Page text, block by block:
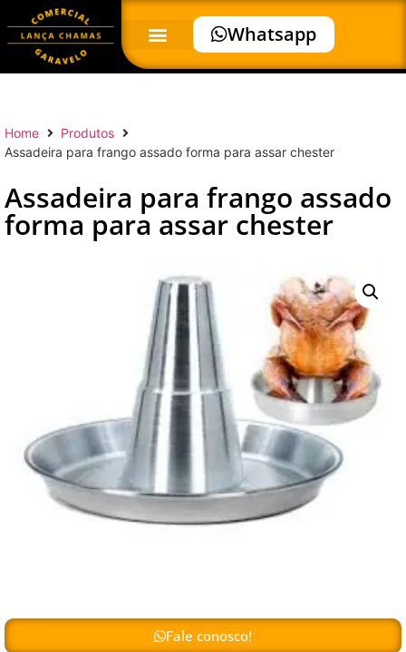
Whatsapp
Home
Produtos
Assadeira para frango assado forma para assar chester
Assadeira para frango assado
forma para assar chester
Fale conosco!